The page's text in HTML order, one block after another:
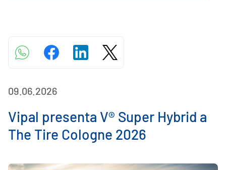
09.06.2026
Vipal presenta V® Super Hybrid a
The Tire Cologne 2026